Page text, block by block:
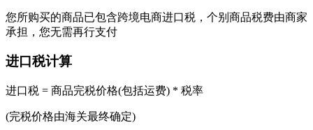
您所购买的商品已包含跨境电商进口税，个别商品税费由商家
承担，您无需再行支付
进口税计算
进口税 = 商品完税价格(包括运费) * 税率
(完税价格由海关最终确定)